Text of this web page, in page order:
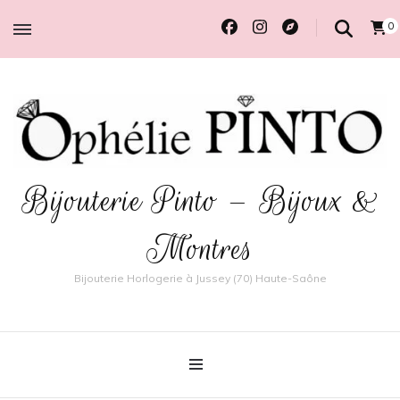
0
Bijouterie Pinto – Bijoux &
Montres
Bijouterie Horlogerie à Jussey (70) Haute-Saône